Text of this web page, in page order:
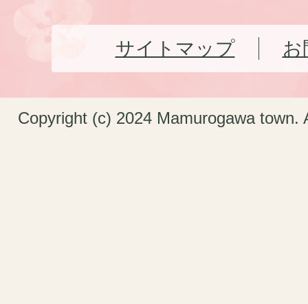
サイトマップ お
Copyright (c) 2024 Mamurogawa town.